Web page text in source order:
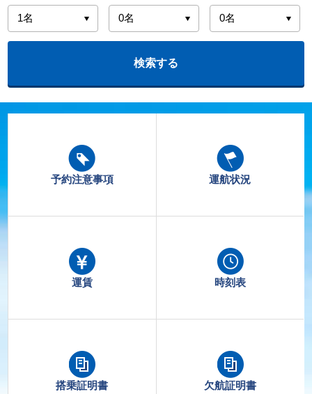
予約注意事項 運航状況
運賃 時刻表
搭乗証明書 欠航証明書